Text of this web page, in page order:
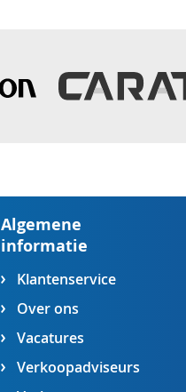
Algemene
informatie
Klantenservice
Over ons
Vacatures
Verkoopadviseurs